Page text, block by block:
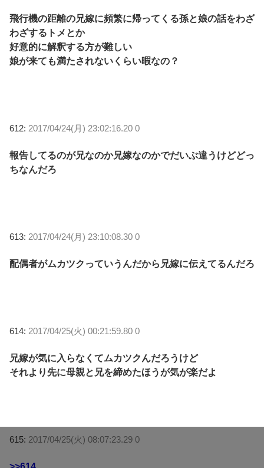
飛行機の距離の兄嫁に頻繁に帰ってくる孫と娘の話をわざ
わざするトメとか
好意的に解釈する方が難しい
娘が来ても満たされないくらい暇なの？
612: 2017/04/24(月) 23:02:16.20 0
報告してるのが兄なのか兄嫁なのかでだいぶ違うけどどっ
ちなんだろ
613: 2017/04/24(月) 23:10:08.30 0
配偶者がムカツクっていうんだから兄嫁に伝えてるんだろ
614: 2017/04/25(火) 00:21:59.80 0
兄嫁が気に入らなくてムカツクんだろうけど
それより先に母親と兄を締めたほうが気が楽だよ
615: 2017/04/25(火) 08:07:23.29 0